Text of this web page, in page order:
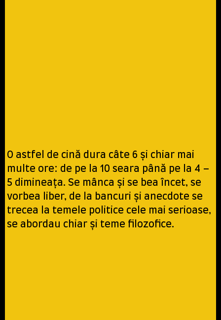
O astfel de cină dura câte 6 şi chiar mai
multe ore: de pe la 10 seara până pe la 4 –
5 dimineaţa. Se mânca şi se bea încet, se
vorbea liber, de la bancuri şi anecdote se
trecea la temele politice cele mai serioase,
se abordau chiar şi teme filozofice.